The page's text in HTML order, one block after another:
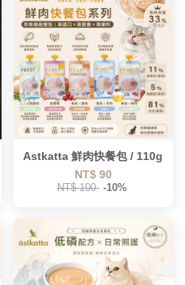
Astkatta 鮮肉快餐包 / 110g
NT$ 90
NT$ 100 -10%